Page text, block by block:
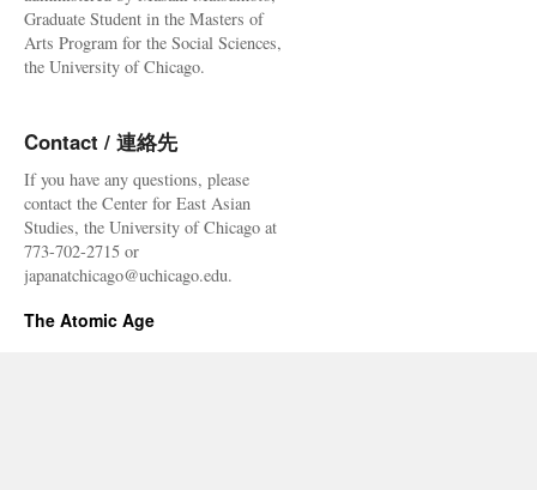
Graduate Student in the Masters of
Arts Program for the Social Sciences,
the University of Chicago.
Contact / 連絡先
If you have any questions, please
contact the Center for East Asian
Studies, the University of Chicago at
773-702-2715 or
japanatchicago@uchicago.edu.
The Atomic Age